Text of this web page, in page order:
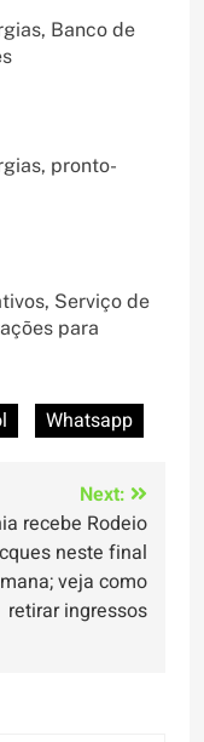
Banco de
pronto-
Serviço de
para
Whatsapp
Next:
recebe Rodeio
neste final
veja como
retirar ingressos